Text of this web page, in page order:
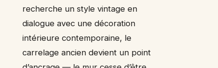
recherche un style vintage en
dialogue avec une décoration
intérieure contemporaine, le
carrelage ancien devient un point